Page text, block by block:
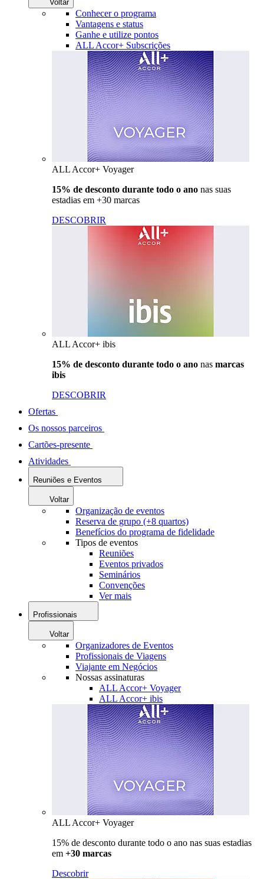
Voltar
Conhecer o programa
Vantagens e status
Ganhe e utilize pontos
ALL Accor+ Subscrições
ALL Accor+ Voyager
15% de desconto durante todo o ano nas suas
estadias em +30 marcas
DESCOBRIR
ALL Accor+ ibis
15% de desconto durante todo o ano nas marcas
ibis
DESCOBRIR
Ofertas
Os nossos parceiros
Cartões-presente
Atividades
Reuniões e Eventos
Voltar
Organização de eventos
Reserva de grupo (+8 quartos)
Benefícios do programa de fidelidade
Tipos de eventos
Reuniões
Eventos privados
Seminários
Convenções
Ver mais
Profissionais
Voltar
Organizadores de Eventos
Profissionais de Viagens
Viajante em Negócios
Nossas assinaturas
ALL Accor+ Voyager
ALL Accor+ ibis
ALL Accor+ Voyager
15% de desconto durante todo o ano nas suas estadias
em +30 marcas
Descobrir